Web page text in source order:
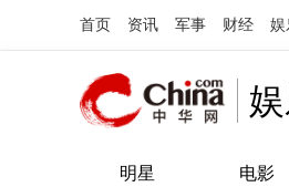
首页 资讯 军事 财经 娱
明星 电影